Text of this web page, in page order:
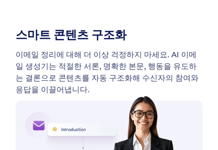
스마트 콘텐츠 구조화
이메일 정리에 대해 더 이상 걱정하지 마세요. AI 이메
일 생성기는 적절한 서론, 명확한 본문, 행동을 유도하
는 결론으로 콘텐츠를 자동 구조화해 수신자의 참여와
응답을 이끌어냅니다.